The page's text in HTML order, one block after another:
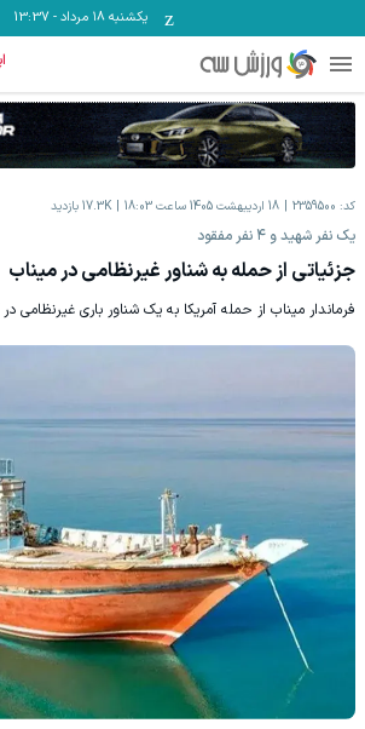
یکشنبه ۱۸ مرداد -
13:37
کد: 2359500 18 اردیبهشت 1405 ساعت 18:03 17.3K بازدید
یک نفر شهید و ۴ نفر مفقود
جزئیاتی از حمله به شناور غیرنظامی در میناب
فرماندار میناب از حمله آمریکا به یک شناور باری غیرنظامی